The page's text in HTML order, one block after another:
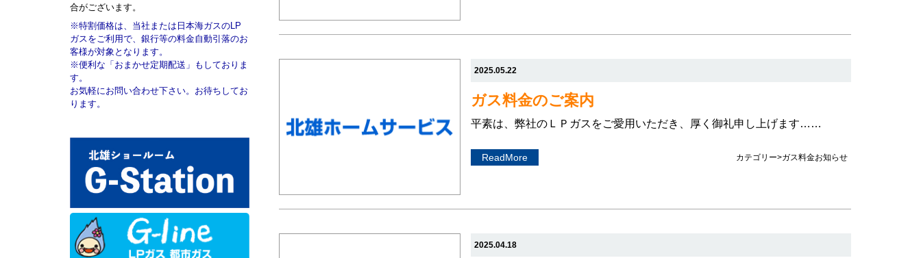
合がございます。
※特割価格は、当社または日本海ガスのLP
ガスをご利用で、銀行等の料金自動引落のお
客様が対象となります。
※便利な「おまかせ定期配送」もしておりま
す。
お気軽にお問い合わせ下さい。お待ちしてお
ります。
2025.05.22
ガス料金のご案内
平素は、弊社のＬＰガスをご愛用いただき、厚く御礼申し上げます……
ReadMore カテゴリー>ガス料金お知らせ
2025.04.18